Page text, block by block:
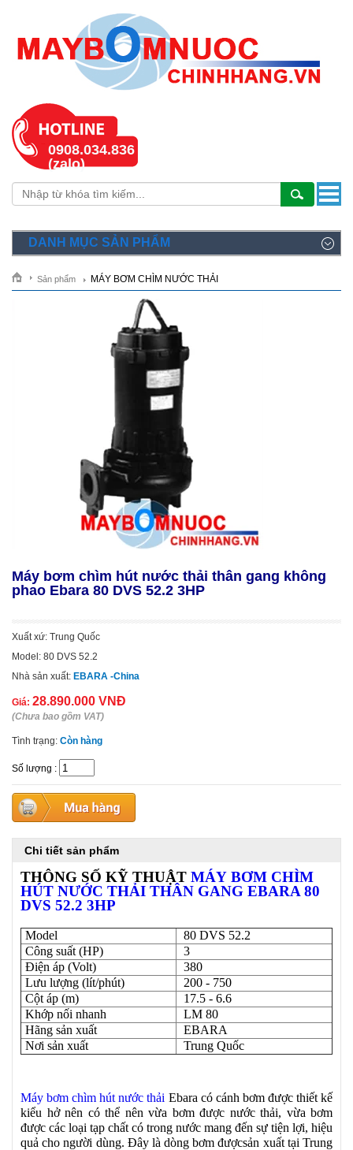
0908.034.836
(zalo)
DANH MỤC SẢN PHẨM
Sản phẩm MÁY BƠM CHÌM NƯỚC THẢI
Máy bơm chìm hút nước thải thân gang không
phao Ebara 80 DVS 52.2 3HP
Xuất xứ: Trung Quốc
Model: 80 DVS 52.2
Nhà sản xuất: EBARA -China
Giá: 28.890.000 VNĐ
(Chưa bao gồm VAT)
Tình trạng: Còn hàng
Số lượng :
Chi tiết sản phẩm
THÔNG SỐ KỸ THUẬT MÁY BƠM CHÌM
HÚT NƯỚC THẢI THÂN GANG EBARA 80
DVS 52.2 3HP
Model
80 DVS 52.2
Công suất (HP)
3
Điện áp (Volt)
380
Lưu lượng (lít/phút)
200 - 750
Cột áp (m)
17.5 - 6.6
Khớp nối nhanh
LM 80
Hãng sản xuất
EBARA
Nơi sản xuất
Trung Quốc
Máy bơm chìm hút nước thải Ebara có cánh bơm được thiết kế
kiểu hở nên có thể nên vừa bơm được nước thải, vừa bơm
được các loại tạp chất có trong nước mang đến sự tiện lợi, hiệu
quả cho người dùng. Đây là dòng bơm đượcsản xuất tại Trung